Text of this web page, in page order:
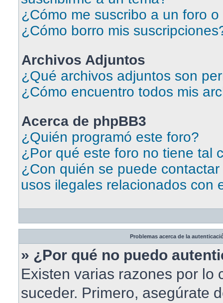
¿Cómo me suscribo a un foro
¿Cómo borro mis
Archivos Adjuntos
¿Qué archivos adjuntos son
¿Cómo encuentro todos mis
Acerca de phpBB3
¿Quién programó este foro?
¿Por qué este foro no tiene tal
¿Con quién se puede
usos ilegales relacionados con
Problemas acerca de la
» ¿Por qué no puedo
Existen varias razones por lo
suceder. Primero, asegúrate